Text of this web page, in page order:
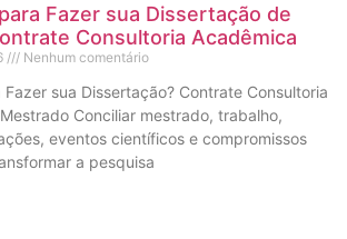
Fazer sua Dissertação de
Consultoria Acadêmica
Nenhum comentário
Fazer sua Dissertação? Contrate Consultoria
Conciliar mestrado, trabalho,
eventos científicos e compromissos
a pesquisa